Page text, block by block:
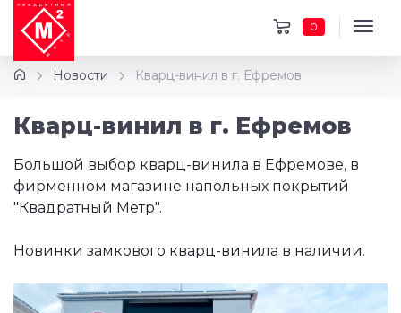
0
Новости Кварц-винил в г. Ефремов
Кварц-винил в г. Ефремов
Большой выбор кварц-винила в Ефремове, в
фирменном магазине напольных покрытий
"Квадратный Метр".
Новинки замкового кварц-винила в наличии.